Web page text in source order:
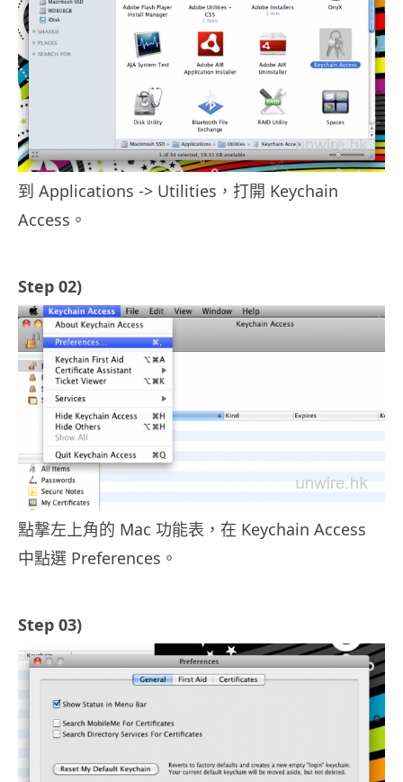
到 Applications -> Utilities，打開 Keychain
Access。
Step 02)
點撃左上角的 Mac 功能表，在 Keychain Access
中點選 Preferences。
Step 03)